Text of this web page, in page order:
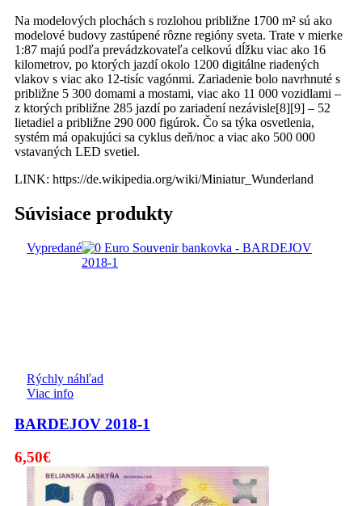
Na modelových plochách s rozlohou približne 1700 m² sú ako
modelové budovy zastúpené rôzne regióny sveta. Trate v mierke
1:87 majú podľa prevádzkovateľa celkovú dĺžku viac ako 16
kilometrov, po ktorých jazdí okolo 1200 digitálne riadených
vlakov s viac ako 12-tisíc vagónmi. Zariadenie bolo navrhnuté s
približne 5 300 domami a mostami, viac ako 11 000 vozidlami –
z ktorých približne 285 jazdí po zariadení nezávisle[8][9] – 52
lietadiel a približne 290 000 figúrok. Čo sa týka osvetlenia,
systém má opakujúci sa cyklus deň/noc a viac ako 500 000
vstavaných LED svetiel.
LINK: https://de.wikipedia.org/wiki/Miniatur_Wunderland
Súvisiace produkty
Vypredané
Rýchly náhľad
Viac info
BARDEJOV 2018-1
6,50€